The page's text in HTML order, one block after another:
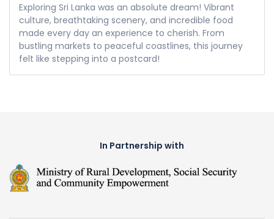
Exploring Sri Lanka was an absolute dream! Vibrant
culture, breathtaking scenery, and incredible food
made every day an experience to cherish. From
bustling markets to peaceful coastlines, this journey
felt like stepping into a postcard!
In Partnership with